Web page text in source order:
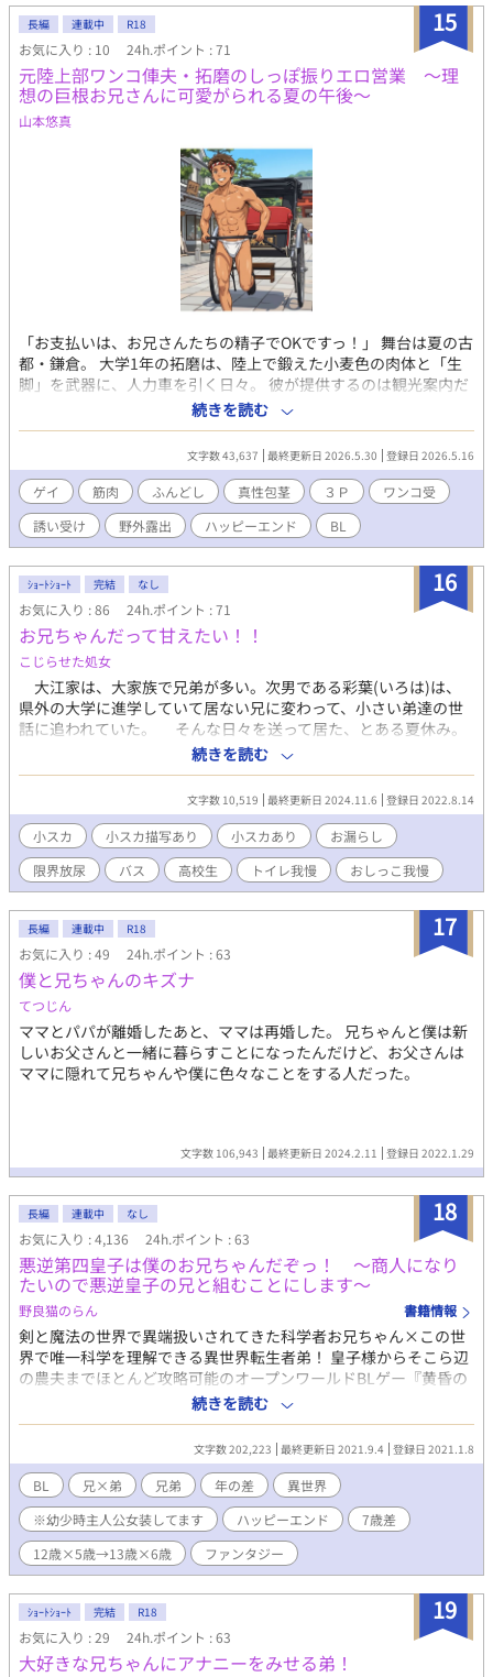
た兄・ゆう（平凡一般人）、弟・奏（美形で強火オタクでお兄ち
ゃん過激派）のドタバタコメディ※たまにちょっとエロ※なお話
をどうぞお楽しみに！！
15
長編 連載中 R18
お気に入り : 10 24h.ポイント : 71
元陸上部ワンコ俥夫・拓磨のしっぽ振りエロ営業 ～理
想の巨根お兄さんに可愛がられる夏の午後～
山本悠真
​「お支払いは、お兄さんたちの精子でOKですっ！」 ​舞台は夏の古
都・鎌倉。 大学1年の拓磨は、陸上で鍛えた小麦色の肉体と「生
脚」を武器に、人力車を引く日々。 彼が提供するのは観光案内だ
けではない。白の六尺褌に法被を羽織り、好みの客を狙う「エロ
営業」――。 ​ターゲットは、自分をガッツリ愛してくれる「理想
の逞しい兄貴分」。 運命的に現れた巨根の二人組を、拓磨は秘密
の『エロ海岸』へと誘う。 ​コンプレックスの真性包茎と、しなや
かなアスリートの肢体。 二人の規格外な雄を前に、拓磨の本能は
子犬のように疼き出す。 夕陽の砂浜で繰り広げられる、おバカで
濃厚なトリオ・セックス！ ～～～～～ 【本作のポイント】
●「健康的アスリート」×「どネコな子犬系」 陸上部仕込みの美
体に反し、大好きな「巨根」を前にすると、プライドを捨ててワ
ンワン懐く拓磨。性欲と先走りで知性がトロトロに溶かされたお
バカな姿と、その裏にある寂しがり屋な素顔を、全力で愛でる物
語です。 ​ ●夏の鎌倉を駆ける「ふんどし俥夫」の露出感 白の六尺
褌に法被一枚という、公道ギリギリの過激な格好で獲物を誘うシ
チュエーション。汗ばんだ肌の日焼け跡や、引き締まった筋肉の
躍動を楽しめます。 ​ ●こだわりのフェティシズム描写 「生脚」
「日焼け跡」「全身脱毛済みの小麦肌」に加え、本人がトラウマ
でありつつも、攻め手にとっては最高のご馳走となる「真性包
茎」など、マニアックなフェチ要素を極限まで詰め込みました。 ​
●圧倒的パワーの「兄貴分2人」による3P ガチムチ極太の将人＆
20cm超の長身スリ筋の健太。理想的な上位個体二人に口もアナル
も完全に支配され、大量の精子でパンパンに中出しされる背徳的
な３Ｐ！ ​ ●多幸感あふれる「ハッピー・セックス」 ただ激しい
だけでなく、拓磨が「兄ちゃん」と懐き、攻める側も彼を「最高
のちんぽ犬」と慈しむ、寂しがり屋が救われる多幸感満載のハッ
ピーエンドです。 ※完結済み 〜〜〜〜〜 【登場人物】 香坂 拓磨
属性: 明教大学1年 / 元陸上部 体格: 163cm、56kg。小柄ながら陸
上で鍛えたしなやかな筋肉と、脱毛済みの小麦肌が自慢。 性格:
欲望に忠実な「戦略的ワンコ」。実は過去の失恋から寂しがり
屋。理想の兄貴に可愛がられるため、知性をドロドロに溶かして
尽くす。 将人 体格: 肩幅の広いバレーボールのような筋肉の
塊。極太巨根と圧倒的パワーを誇るドSなアニキ。 健太 体格:
20cmを超える「最長」の武器を持つ、スリムで美麗なスリ筋体
型。 役割: 包茎フェチ。拓磨のトラウマを極上の価値に変え、言
続きを読む
文字数 43,637 最終更新日 2026.5.30 登録日 2026.5.16
ゲイ 筋肉 ふんどし 真性包茎 ３Ｐ
ワンコ受
誘い受け
野外露出 ハッピーエンド BL
16
ｼｮｰﾄｼｮｰﾄ 完結 なし
お気に入り : 86 24h.ポイント : 71
お兄ちゃんだって甘えたい！！
こじらせた処女
大江家は、大家族で兄弟が多い。次男である彩葉(いろは)は、
県外の大学に進学していて居ない兄に変わって、小さい弟達の世
話に追われていた。 そんな日々を送って居た、とある夏休み。
彩葉は下宿している兄の家にオープンキャンパスも兼ねて遊びに
行くこととなった。 もちろん、出発の朝。彩葉は弟達から自分
も連れて行け、とごねられる。お土産を買ってくるから、また旅
行行こう、と宥め、落ち着いた時には出発時間をゆうに超えてい
た。 急いで兄が迎えにきてくれている場所に行くと、乗るバス
が出発ギリギリで、流れのまま乗り込む。クーラーの効いた車内
に座って思い出す、家を出る前にトイレに行こうとして居たこ
と。ずっと焦っていて忘れていた尿意は、無視できないくらいに
ひっ迫していて…？
続きを読む
文字数 10,519 最終更新日 2024.11.6 登録日 2022.8.14
小スカ 小スカ描写あり 小スカあり
お漏らし
限界放尿
バス 高校生 トイレ我慢 おしっこ我慢
17
長編 連載中 R18
お気に入り : 49 24h.ポイント : 63
僕と兄ちゃんのキズナ
てつじん
ママとパパが離婚したあと、ママは再婚した。 兄ちゃんと僕は新
しいお父さんと一緒に暮らすことになったんだけど、お父さんは
ママに隠れて兄ちゃんや僕に色々なことをする人だった。
文字数 106,943 最終更新日 2024.2.11 登録日 2022.1.29
18
長編 連載中 なし
お気に入り : 4,136 24h.ポイント : 63
悪逆第四皇子は僕のお兄ちゃんだぞっ！ ～商人になり
たいので悪逆皇子の兄と組むことにします～
野良猫のらん 書籍情報
剣と魔法の世界で異端扱いされてきた科学者お兄ちゃん×この世
界で唯一科学を理解できる異世界転生者弟！ 皇子様からそこら辺
の農夫までほとんど攻略可能のオープンワールドBLゲー『黄昏の
刻を歩んで』に転生した僕。僕は何を隠そうそのゲームで行商人
プレイを何より愛する行商依存症だった。第五皇子という身分に
ありながら行商人になることを目指す僕は誰からも煙たがられ疎
まれている悪逆皇子に媚びを売ることにし――――悪逆マッドサ
イエンティスト皇子と行商依存症ショタの最強コンビが誕生する
ことになった！ ※第二部は5/1より更新開始です。
続きを読む
文字数 202,223 最終更新日 2021.9.4 登録日 2021.1.8
BL 兄×弟 兄弟 年の差
異世界
※幼少時主人公女装してます
ハッピーエンド
7歳差
12歳×5歳→13歳×6歳
ファンタジー
19
ｼｮｰﾄｼｮｰﾄ 完結 R18
お気に入り : 29 24h.ポイント : 63
大好きな兄ちゃんにアナニーをみせる弟！